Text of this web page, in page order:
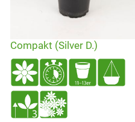
Compakt (Silver D.)